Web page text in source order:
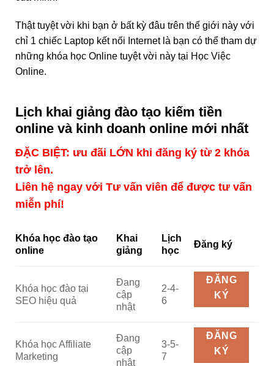
Thật tuyệt vời khi bạn ở bất kỳ đâu trên thế giới này với
chỉ 1 chiếc Laptop kết nối Internet là bạn có thể tham dự
những khóa học Online tuyệt vời này tại Học Việc
Online.
Lịch khai giảng đào tạo kiếm tiền
online và kinh doanh online mới nhất
ĐẶC BIỆT: ưu đãi LỚN khi đăng ký từ 2 khóa
trở lên.
Liên hệ ngay với Tư vấn viên để được tư vấn
miễn phí!
Khóa học đào tạo
online
Khai
giảng
Lịch
học
Đăng ký
Khóa học đào tại
SEO hiệu quả
Đang
cập
nhật
2-4-
6
ĐĂNG
KÝ
Khóa học Affiliate
Marketing
Đang
cập
nhật
3-5-
7
ĐĂNG
KÝ